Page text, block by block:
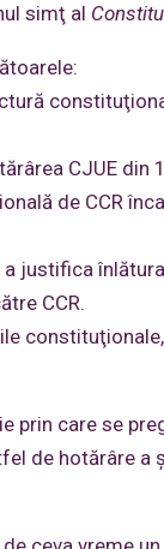
simţ al
CJUE din
de CCR
justifica
CCR.
constituţionale,
prin care se
de hotărâre a